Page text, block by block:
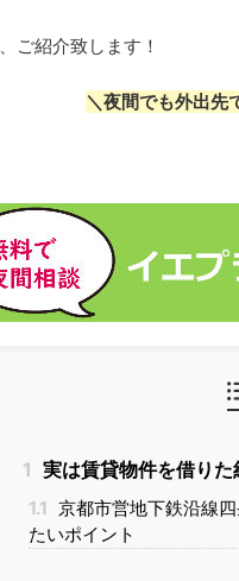
ご紹介致します！
＼夜間でも外出先
1 実は賃貸物件を借り
1.1 京都市営地下鉄沿線
たいポイント